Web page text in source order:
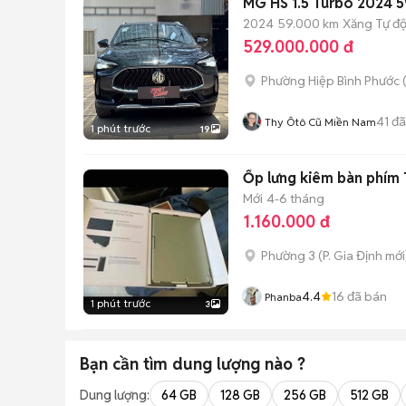
1 phút trước 19
2024 59.000 km Xăng Tự
529.000.000 đ
Phường Hiệp Bình
Thy Ôtô Cũ Miền Nam41
1 phút trước 3
Ốp lưng kiêm bàn
Mới 4-6 tháng
1.160.000 đ
Phường 3 (P. Gia Định
Phanba4.4 16 đã bán
Bạn cần tìm dung lượng nào ?
Dung lượng: 64 GB 128 GB 256 GB 512 GB